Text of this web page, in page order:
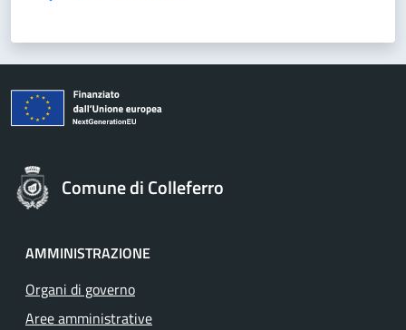
Comune di Colleferro
AMMINISTRAZIONE
Organi di governo
Aree amministrative